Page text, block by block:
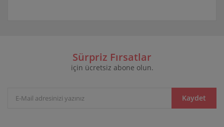
Yorum Yaz
Ürün resmi kalitesiz, bozuk veya görüntülenemiyor.
Ürün bilgilerinde hatalar bulunuyor.
Sürpriz Fırsatlar
için ücretsiz abone olun.
Kaydet